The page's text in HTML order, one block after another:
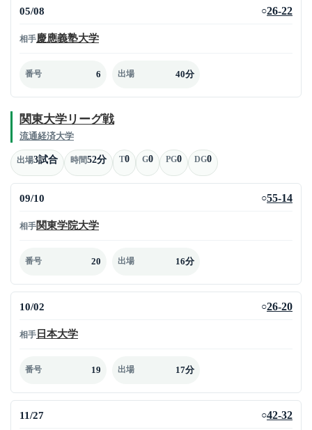
05/08 ○26-22
相手慶應義塾大学
番号 6 出場 40分
関東大学リーグ戦
流通経済大学
出場3試合 時間52分 T0 G0 PG0 DG0
09/10 ○55-14
相手関東学院大学
番号 20 出場 16分
10/02 ○26-20
相手 日本大学
番号 19 出場 17分
11/27 ○42-32